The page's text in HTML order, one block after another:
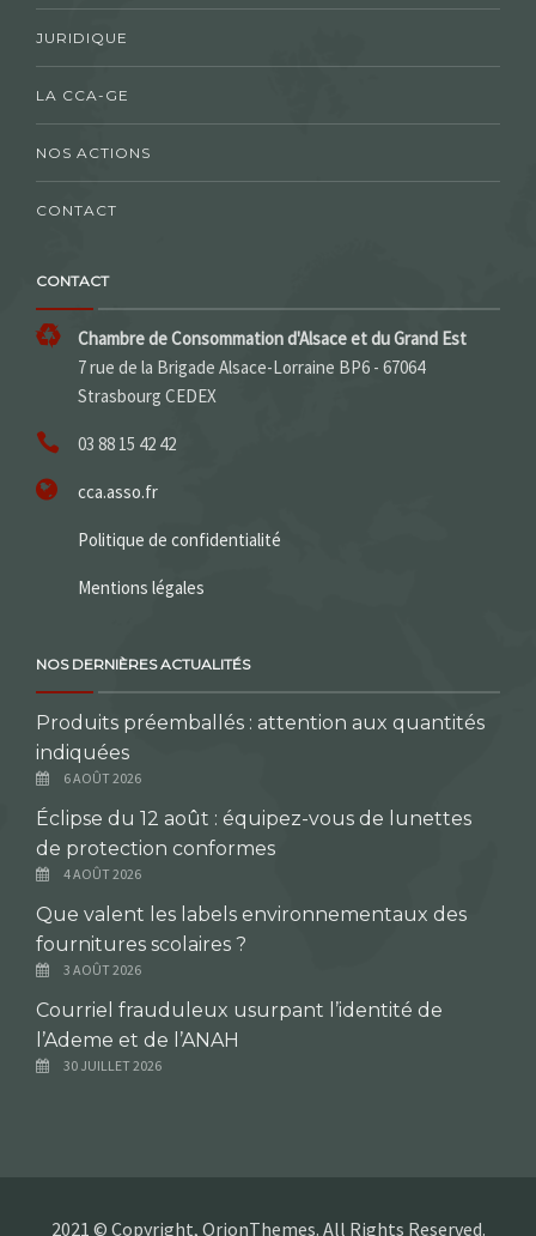
JURIDIQUE
LA CCA-GE
NOS ACTIONS
CONTACT
CONTACT
Chambre de Consommation d'Alsace et du Grand Est
7 rue de la Brigade Alsace-Lorraine BP6 - 67064
Strasbourg CEDEX
03 88 15 42 42
cca.asso.fr
Politique de confidentialité
Mentions légales
NOS DERNIÈRES ACTUALITÉS
Produits préemballés : attention aux quantités
indiquées
6 AOÛT 2026
Éclipse du 12 août : équipez-vous de lunettes
de protection conformes
4 AOÛT 2026
Que valent les labels environnementaux des
fournitures scolaires ?
3 AOÛT 2026
Courriel frauduleux usurpant l’identité de
l’Ademe et de l’ANAH
30 JUILLET 2026
2021 © Copyright, OrionThemes. All Rights Reserved.